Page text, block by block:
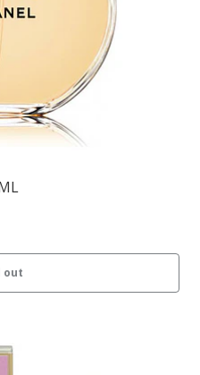
out